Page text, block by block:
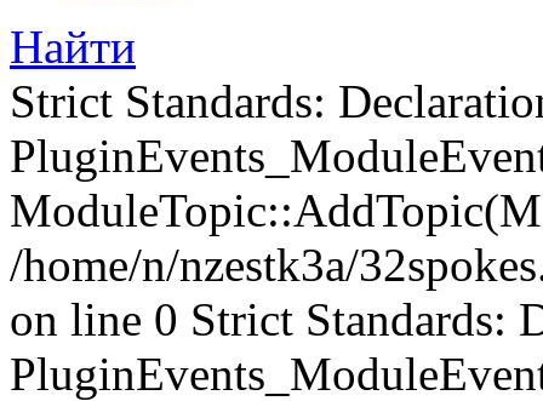
Найти
Strict Standards:
/home/n/nzestk3a/
on line 0 Strict Standards: